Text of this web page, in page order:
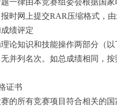
一律由本竞赛组委会根据国
时网上提交RAR压缩格式，
绩评定
论知识和技能操作两部分（
并列名次。如总成绩相同，
证书
的所有竞赛项目符合相关的